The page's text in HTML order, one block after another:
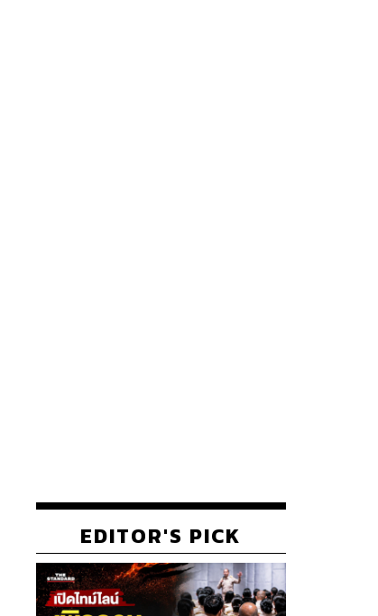
EDITOR'S PICK